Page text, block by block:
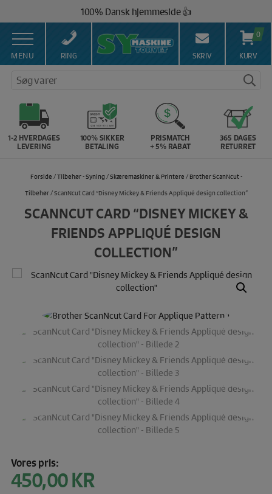
indholdet
100% Dansk hjemmeside 👍
Brug for hjælp? Ring på 43 44 45 15 ☎️
Vi matcher alle danske priser 💰
MENU RING SKRIV
0
KURV
Søg varer
1-2 HVERDAGES
LEVERING
100% SIKKER
BETALING
PRISMATCH
+ 5% RABAT
365 DAGES
RETURRET
Forside /Tilbehør - Syning /Skæremaskiner & Printere / Brother ScanNcut -
Tilbehør/ ScanNcut Card “Disney Mickey & Friends Appliqué design collection”
SCANNCUT CARD “DISNEY MICKEY &
FRIENDS APPLIQUÉ DESIGN
COLLECTION”
Vores pris:
450,00KR